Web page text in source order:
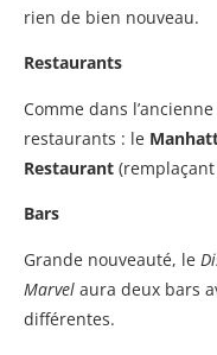
rien de bien nouveau.
Restaurants
Comme dans
restaurants : le
Restaurant
Bars
Grande nouveauté, le
Marvel aura deux bars
différentes.